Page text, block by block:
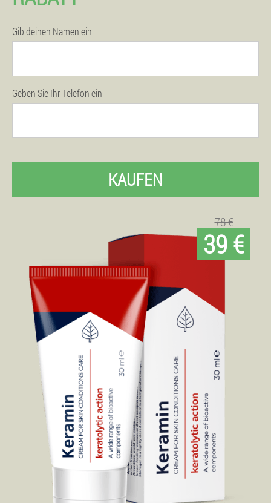
Gib deinen Namen ein
Geben Sie Ihr Telefon ein
KAUFEN
78 €
39 €